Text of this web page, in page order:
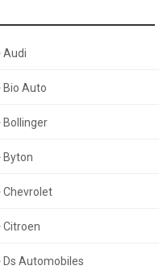
Audi
Bio Auto
Bollinger
Byton
Chevrolet
Citroen
Ds Automobiles